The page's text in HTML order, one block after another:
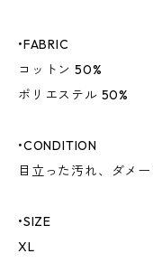
•FABRIC
コットン 50%
ポリエステル 50%
•CONDITION
目立った汚れ、ダメ
•SIZE
XL